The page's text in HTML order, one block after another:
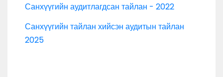
Санхүүгийн аудитлагдсан тайлан - 2022
Санхүүгийн тайлан хийсэн аудитын тайлан
2025